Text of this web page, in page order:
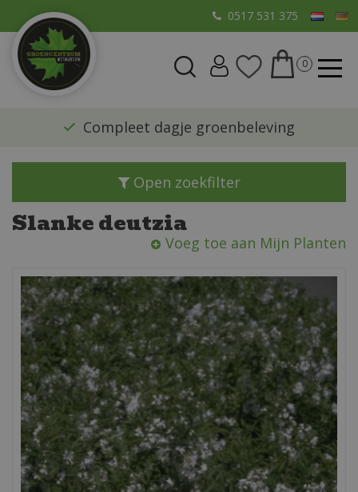
a
0517 531 375
​Compleet dagje groenbeleving
Open zoekfilter
Slanke deutzia
Voeg toe aan Mijn Planten